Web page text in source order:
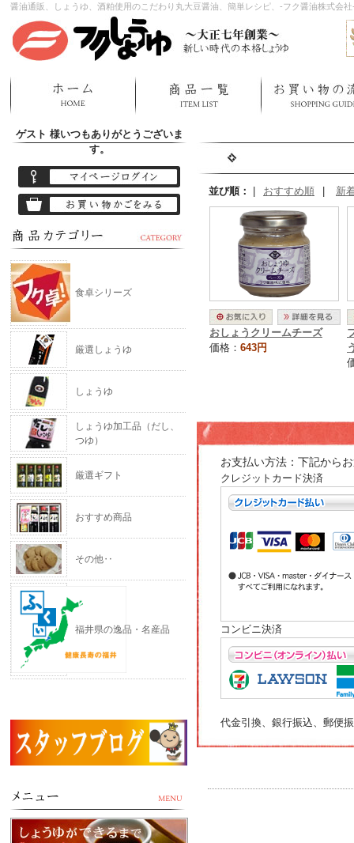
醤油通販、しょうゆ、酒粕使用のこだわり丸大豆醤油、簡単レシピ、-フク醤油株式会社
ゲスト 様いつもありがとうございま
す。
食卓シリーズ
厳選しょうゆ
しょうゆ
しょうゆ加工品（だし、
つゆ）
厳選ギフト
おすすめ商品
その他‥
福井県の逸品・名産品
並び順： おすすめ順 新
おしょうクリームチーズ
価格： 643円
お支払い方法：下記から
クレジットカード決済
コンビニ決済
代金引換、銀行振込、郵便